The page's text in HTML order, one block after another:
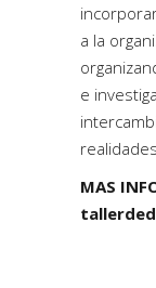
a la
e
MAS